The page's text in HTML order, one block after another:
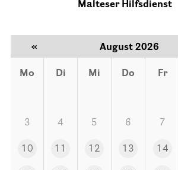
Tageshospize
Ambulante
Kinder- und Jugendhospize und -
Malteser Hilfsdienst
« August 2026
Mo Di Mi Do Fr
3 4 5 6 7
10 11 12 13 14